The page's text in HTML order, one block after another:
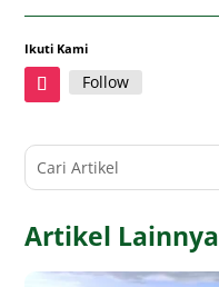
Ikuti Kami
Follow
Artikel Lainnya